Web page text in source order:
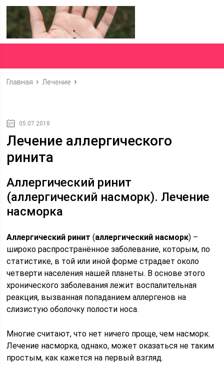
Главная Лечение
05.07.2018
Лечение аллергического
ринита
Аллергический ринит
(аллергический насморк). Лечение
насморка
Аллергический ринит (аллергический насморк) –
широко распространённое заболевание, которым, по
статистике, в той или иной форме страдает около
четверти населения нашей планеты. В основе этого
хронического заболевания лежит воспалительная
реакция, вызванная попаданием аллергенов на
слизистую оболочку полости носа.
Многие считают, что нет ничего проще, чем насморк.
Лечение насморка, однако, может оказаться не таким
простым, как кажется на первый взгляд.